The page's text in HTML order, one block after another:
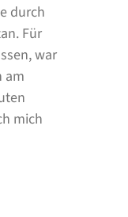
durch
Für
war
am
mich